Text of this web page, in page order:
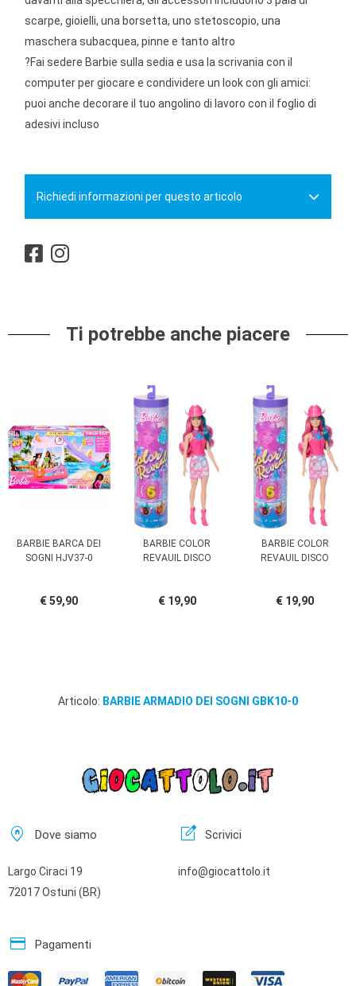
scarpe, gioielli, una borsetta, uno stetoscopio, una
maschera subacquea, pinne e tanto altro
?Fai sedere Barbie sulla sedia e usa la scrivania con il
computer per giocare e condividere un look con gli amici:
puoi anche decorare il tuo angolino di lavoro con il foglio di
adesivi incluso
Richiedi informazioni per questo articolo
Ti potrebbe anche piacere
BARBIE BARCA DEI
SOGNI HJV37-0
€ 59,90
BARBIE COLOR
REVAUIL DISCO
€ 19,90
BARBIE COLOR
REVAUIL DISCO
€ 19,90
Articolo: BARBIE ARMADIO DEI SOGNI GBK10-0
home_pin Dove siamo
Largo Ciraci 19
72017 Ostuni (BR)
edit_square Scrivici
info@giocattolo.it
credit_card Pagamenti